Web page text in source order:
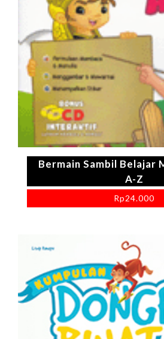
Bermain Sambil Belajar
A-Z
Rp24.000